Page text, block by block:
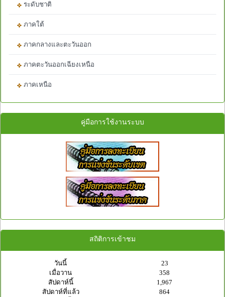
ระดับชาติ
ภาคใต้
ภาคกลางและตะวันออก
ภาคตะวันออกเฉียงเหนือ
ภาคเหนือ
คู่มือการใช้งานระบบ
สถิติการเข้าชม
วันนี้
23
เมื่อวาน
358
สัปดาห์นี้
1,967
สัปดาห์ที่แล้ว
864